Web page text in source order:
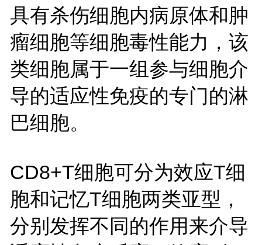
具有杀伤细胞内病原体和肿
瘤细胞等细胞毒性能力，该
类细胞属于一组参与细胞介
导的适应性免疫的专门的淋
巴细胞。
CD8+T细胞可分为效应T细
胞和记忆T细胞两类亚型，
分别发挥不同的作用来介导